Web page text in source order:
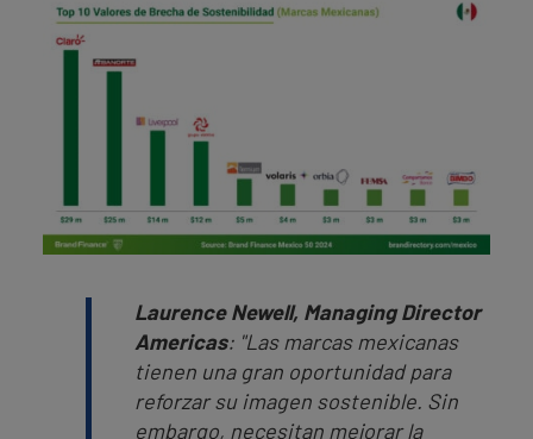
Laurence Newell, Managing Director
Americas: "Las marcas mexicanas
tienen una gran oportunidad para
reforzar su imagen sostenible. Sin
embargo, necesitan mejorar la